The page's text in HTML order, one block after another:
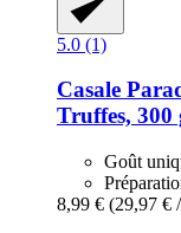
5.0 (1)
Casale
Truffes, 300
Goût
8,99 € (29,97 €